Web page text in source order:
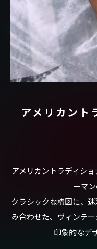
アメリカント
アメリカントラディシ
ーマン
クラシックな構図に、
み合わせた、ヴィンテ
印象的なデ